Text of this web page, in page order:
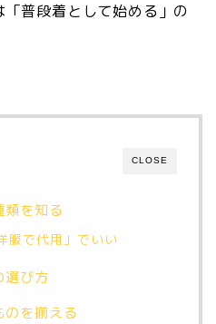
普段着として始める」の
CLOSE
を知る
服で代用」でいい
び方
を揃える